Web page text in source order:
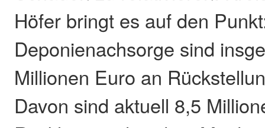
Höfer bringt es auf den
Deponienachsorge sind
Millionen Euro an
Davon sind aktuell 8,5